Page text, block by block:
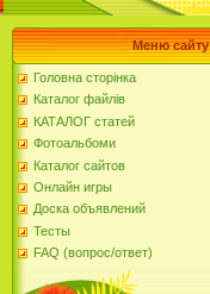
Меню сайту
Головна сторінка
Каталог файлів
КАТАЛОГ статей
Фотоальбоми
Каталог сайтов
Онлайн игры
Доска объявлений
Тесты
FAQ (вопрос/ответ)